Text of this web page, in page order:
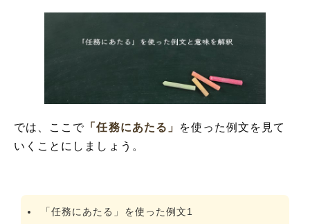
では、ここで 「任務にあたる」
を使った例文を見て
いくことにしましょう。
「任務にあたる」を使った例文1